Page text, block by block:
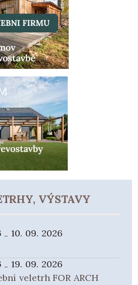
VÝSTAVY
-10. 09. 2026
-19. 09. 2026
veletrh FOR ARCH